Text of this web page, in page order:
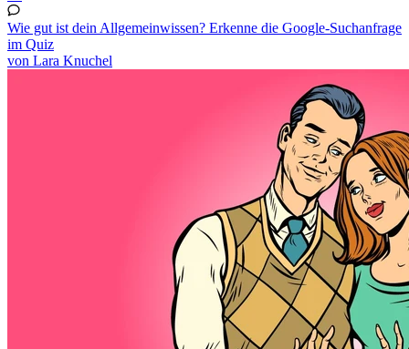
Wie gut ist dein Allgemeinwissen? Erkenne die Google-Suchanfrage
im Quiz
von Lara Knuchel